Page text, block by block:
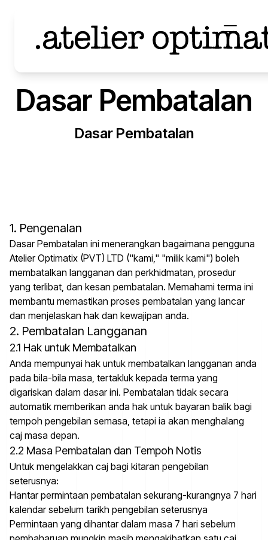
Dasar Pembatalan
Dasar Pembatalan
1. Pengenalan
Dasar Pembatalan ini menerangkan bagaimana pengguna
Atelier Optimatix (PVT) LTD ("kami," "milik kami") boleh
membatalkan langganan dan perkhidmatan, prosedur
yang terlibat, dan kesan pembatalan. Memahami terma ini
membantu memastikan proses pembatalan yang lancar
dan menjelaskan hak dan kewajipan anda.
2. Pembatalan Langganan
2.1 Hak untuk Membatalkan
Anda mempunyai hak untuk membatalkan langganan anda
pada bila-bila masa, tertakluk kepada terma yang
digariskan dalam dasar ini. Pembatalan tidak secara
automatik memberikan anda hak untuk bayaran balik bagi
tempoh pengebilan semasa, tetapi ia akan menghalang
caj masa depan.
2.2 Masa Pembatalan dan Tempoh Notis
Untuk mengelakkan caj bagi kitaran pengebilan
seterusnya:
Hantar permintaan pembatalan sekurang-kurangnya 7 hari
kalendar sebelum tarikh pengebilan seterusnya
Permintaan yang dihantar dalam masa 7 hari sebelum